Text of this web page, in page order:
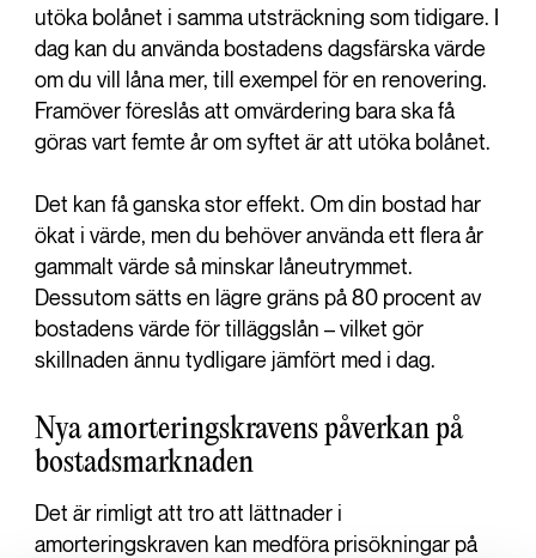
utöka bolånet i samma utsträckning som tidigare. I
dag kan du använda bostadens dagsfärska värde
om du vill låna mer, till exempel för en renovering.
Framöver föreslås att omvärdering bara ska få
göras vart femte år om syftet är att utöka bolånet.
Det kan få ganska stor effekt. Om din bostad har
ökat i värde, men du behöver använda ett flera år
gammalt värde så minskar låneutrymmet.
Dessutom sätts en lägre gräns på 80 procent av
bostadens värde för tilläggslån – vilket gör
skillnaden ännu tydligare jämfört med i dag.
Nya amorteringskravens påverkan på
bostadsmarknaden
Det är rimligt att tro att lättnader i
amorteringskraven kan medföra prisökningar på